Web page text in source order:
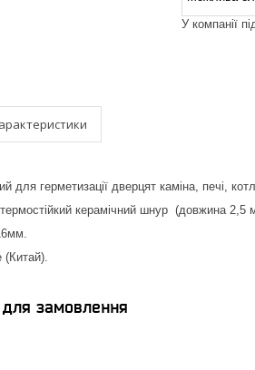
У компанії
для герметизації дверцят каміна, печі,
керамічний шнур (довжина 2,5
(Китай).
замовлення